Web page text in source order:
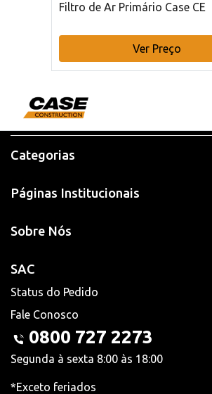
Filtro de Ar Primário Case CE
Ver Preço
Categorias
Páginas Institucionais
Sobre Nós
SAC
Status do Pedido
Fale Conosco
0800 727 2273
Segunda à sexta 8:00 às 18:00
*Exceto feriados